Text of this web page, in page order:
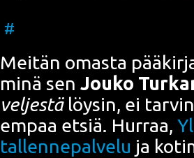
#
Mei­tän omas­ta
minä sen Jou­ko
vel­jes­tälöy­sin, ei
em­paa etsiä. Hur­raa,
tal­len­ne­pal­ve­lu ja